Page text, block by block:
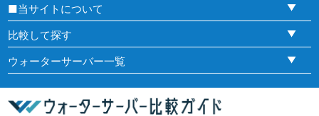
■当サイトについて
比較して探す
ウォーターサーバー一覧